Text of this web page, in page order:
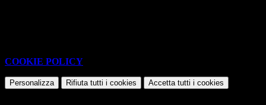
COOKIE POLICY
Personalizza Rifiuta tutti i cookies Accetta tutti i cookies